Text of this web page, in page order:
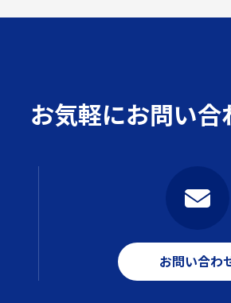
お気軽にお問い合
お問い合わ